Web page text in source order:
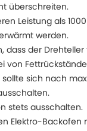
überschreiten.
Leistung als
werden.
dass der
von
sollte sich nach
stets ausschalten.
Elektro-Backofen